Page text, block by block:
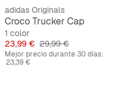
adidas Originals
Croco Trucker Cap
1 color
Precio
23,99 € Precio original
29,99 €
Mejor precio durante 30 días:
23,39 €